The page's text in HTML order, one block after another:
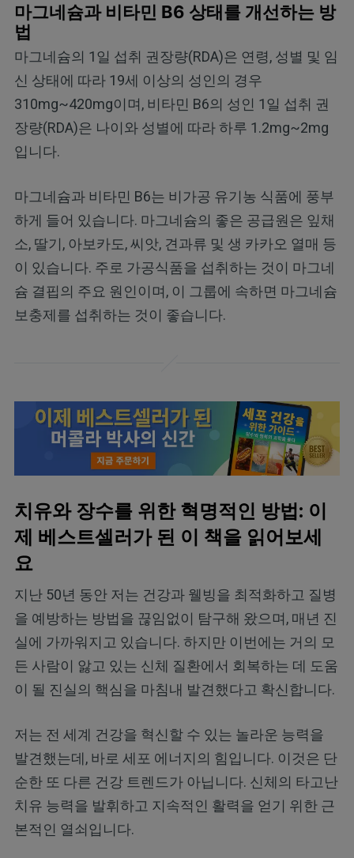
마그네슘과 비타민 B6 상태를 개선하는 방
법
마그네슘의 1일 섭취 권장량(RDA)은 연령, 성별 및 임
신 상태에 따라 19세 이상의 성인의 경우
310mg~420mg이며, 비타민 B6의 성인 1일 섭취 권
장량(RDA)은 나이와 성별에 따라 하루 1.2mg~2mg
입니다.
마그네슘과 비타민 B6는 비가공 유기농 식품에 풍부
하게 들어 있습니다. 마그네슘의 좋은 공급원은 잎채
소, 딸기, 아보카도, 씨앗, 견과류 및 생 카카오 열매 등
이 있습니다. 주로 가공식품을 섭취하는 것이 마그네
슘 결핍의 주요 원인이며, 이 그룹에 속하면 마그네슘
보충제를 섭취하는 것이 좋습니다.
치유와 장수를 위한 혁명적인 방법: 이
제 베스트셀러가 된 이 책을 읽어보세
요
지난 50년 동안 저는 건강과 웰빙을 최적화하고 질병
을 예방하는 방법을 끊임없이 탐구해 왔으며, 매년 진
실에 가까워지고 있습니다. 하지만 이번에는 거의 모
든 사람이 앓고 있는 신체 질환에서 회복하는 데 도움
이 될 진실의 핵심을 마침내 발견했다고 확신합니다.
저는 전 세계 건강을 혁신할 수 있는 놀라운 능력을
발견했는데, 바로 세포 에너지의 힘입니다. 이것은 단
순한 또 다른 건강 트렌드가 아닙니다. 신체의 타고난
치유 능력을 발휘하고 지속적인 활력을 얻기 위한 근
본적인 열쇠입니다.